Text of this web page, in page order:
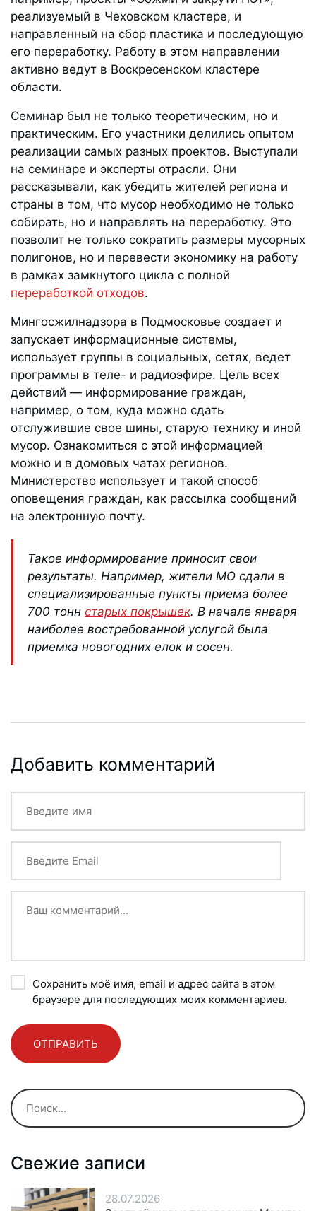
реализуемый в Чеховском кластере, и
направленный на сбор пластика и последующую
его переработку. Работу в этом направлении
активно ведут в Воскресенском кластере
области.
Семинар был не только теоретическим, но и
практическим. Его участники делились опытом
реализации самых разных проектов. Выступали
на семинаре и эксперты отрасли. Они
рассказывали, как убедить жителей региона и
страны в том, что мусор необходимо не только
собирать, но и направлять на переработку. Это
позволит не только сократить размеры мусорных
полигонов, но и перевести экономику на работу
в рамках замкнутого цикла с полной
переработкой отходов.
Мингосжилнадзора в Подмосковье создает и
запускает информационные системы,
использует группы в социальных, сетях, ведет
программы в теле- и радиоэфире. Цель всех
действий — информирование граждан,
например, о том, куда можно сдать
отслужившие свое шины, старую технику и иной
мусор. Ознакомиться с этой информацией
можно и в домовых чатах регионов.
Министерство использует и такой способ
оповещения граждан, как рассылка сообщений
на электронную почту.
Такое информирование приносит свои
результаты. Например, жители МО сдали в
специализированные пункты приема более
700 тонн старых покрышек. В начале января
наиболее востребованной услугой была
приемка новогодних елок и сосен.
Добавить комментарий
Сохранить моё имя, email и адрес сайта в этом
браузере для последующих моих комментариев.
Свежие записи
28.07.2026